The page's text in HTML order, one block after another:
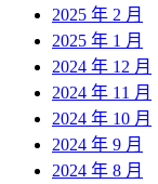
2025 年 2 月
2025 年 1 月
2024 年 12 月
2024 年 11 月
2024 年 10 月
2024 年 9 月
2024 年 8 月